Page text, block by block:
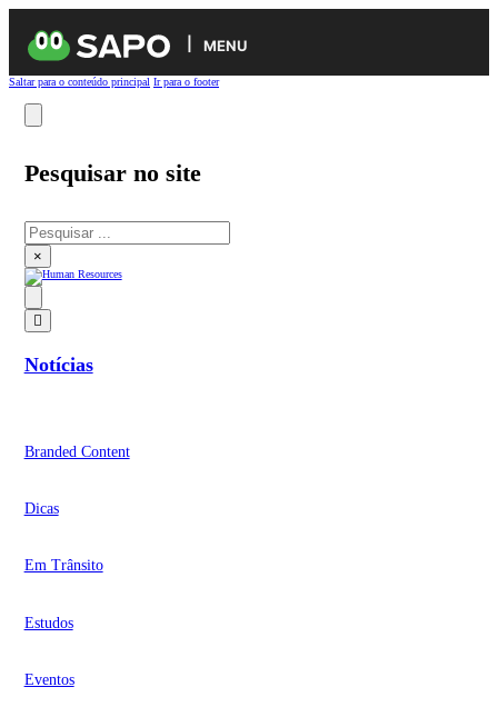
MENU
Saltar para o conteúdo principal Ir para o footer
Pesquisar no site
Pesquisar
×
Notícias
Branded Content
Dicas
Em Trânsito
Estudos
Eventos